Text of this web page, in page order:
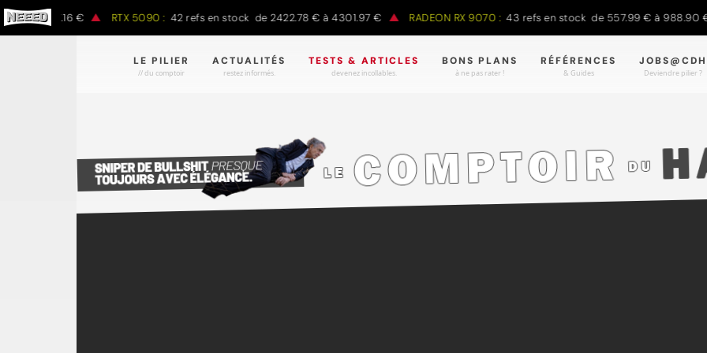
1497.16 € RTX 5090 : 42 refs en stock de 2422.78 € à 4301.97 € RADEON RX 9070 : 43 refs en stock de 557.99 € à 988.90 €
LE PILIER
// du comptoir
ACTUALITÉS
restez informés.
TESTS & ARTICLES
devenez incollables.
BONS PLANS
à ne pas rater !
RÉFÉRENCES
& Guides
JOBS@CDH
Deviendre pilier ?